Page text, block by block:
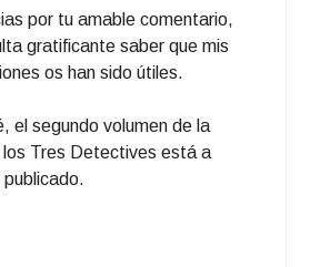
por tu amable comentario,
gratificante saber que mis
os han sido útiles.
el segundo volumen de la
los Tres Detectives está a